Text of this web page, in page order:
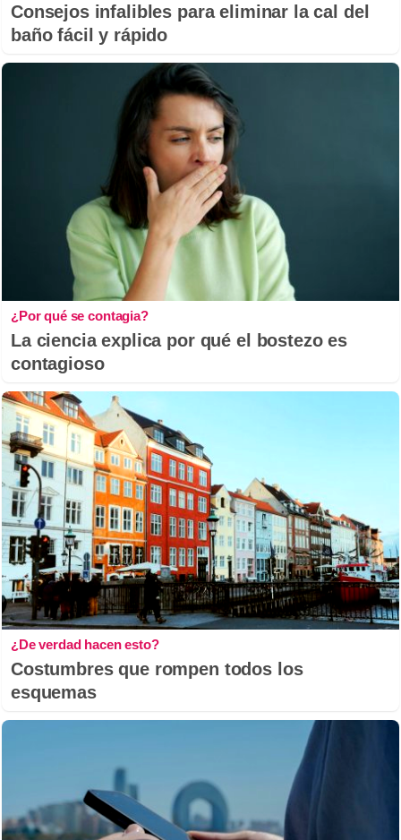
Consejos infalibles para eliminar la cal del
baño fácil y rápido
¿Por qué se contagia?
La ciencia explica por qué el bostezo es
contagioso
¿De verdad hacen esto?
Costumbres que rompen todos los
esquemas